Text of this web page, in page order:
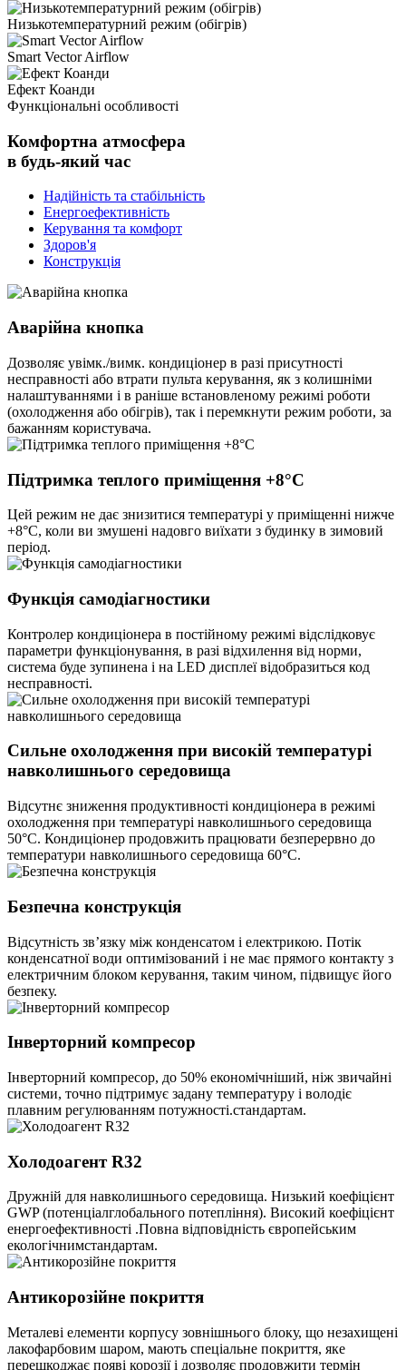
Низькотемпературний режим (обігрів)
Smart Vector Airflow
Ефект Коанди
Функціональні особливості
Комфортна атмосфера
в будь-який час
Надійність та стабільність
Енергоефективність
Керування та комфорт
Здоров'я
Конструкція
Аварійна кнопка
Дозволяє увімк./вимк. кондиціонер в разі присутності
несправності або втрати пульта керування, як з колишніми
налаштуваннями і в раніше встановленому режимі роботи
(охолодження або обігрів), так і перемкнути режим роботи, за
бажанням користувача.
Підтримка теплого приміщення +8°C
Цей режим не дає знизитися температурі у приміщенні нижче
+8°C, коли ви змушені надовго виїхати з будинку в зимовий
період.
Функція самодіагностики
Контролер кондиціонера в постійному режимі відслідковує
параметри функціонування, в разі відхилення від норми,
система буде зупинена і на LED дисплеї відобразиться код
несправності.
Сильне охолодження при високій температурі
навколишнього середовища
Відсутнє зниження продуктивності кондиціонера в режимі
охолодження при температурі навколишнього середовища
50°С. Кондиціонер продовжить працювати безперервно до
температури навколишнього середовища 60°С.
Безпечна конструкція
Відсутність зв’язку між конденсатом і електрикою. Потік
конденсатної води оптимізований і не має прямого контакту з
електричним блоком керування, таким чином, підвищує його
безпеку.
Інверторний компресор
Інверторний компресор, до 50% економічніший, ніж звичайні
системи, точно підтримує задану температуру і володіє
плавним регулюванням потужності.стандартам.
Холодоагент R32
Дружній для навколишнього середовища. Низький коефіцієнт
GWP (потенціалглобального потепління). Високий коефіцієнт
енергоефективності .Повна відповідність європейським
екологічнимстандартам.
Антикорозійне покриття
Металеві елементи корпусу зовнішнього блоку, що незахищені
лакофарбовим шаром, мають спеціальне покриття, яке
перешкоджає появі корозії і дозволяє продовжити термін